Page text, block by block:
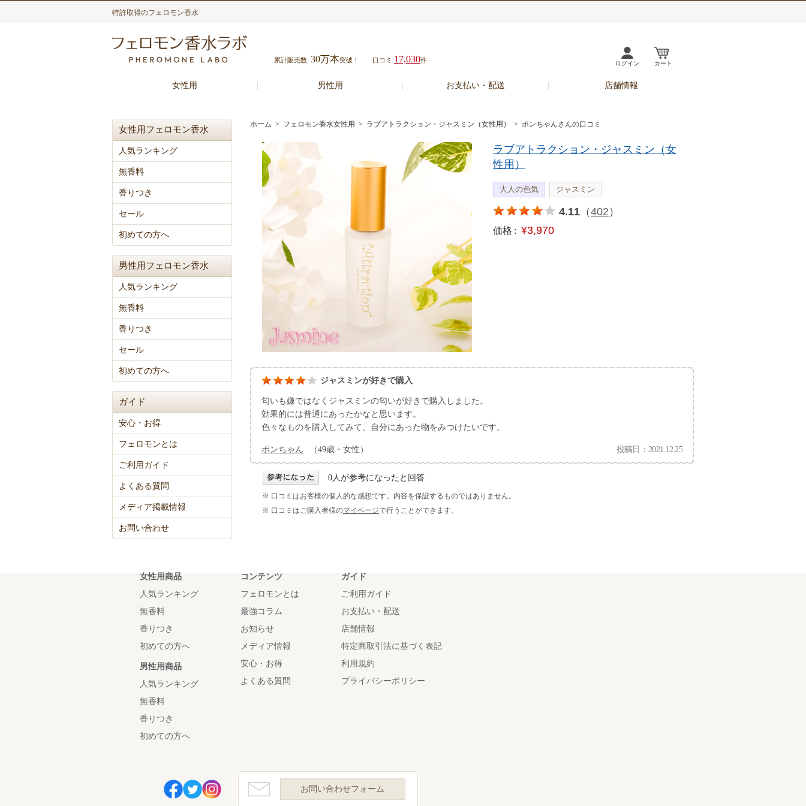
特許取得のフェロモン香水
累計販売数 30万本突破！ 口コミ 17,030件 ログイン カート
女性用 男性用 お支払い・配送 店舗情報
ホーム > フェロモン香水女性用 > ラブアトラクション・ジャスミン（女性用） > ポンちゃんさんの口コミ
ラブアトラクション・ジャスミン（女
性用）
大人の色気 ジャスミン
4.11 （402 ）
価格 : ¥3,970
ジャスミンが好きで購入
匂いも嫌ではなくジャスミンの匂いが好きで購入しました。
効果的には普通にあったかなと思います。
色々なものを購入してみて、自分にあった物をみつけたいです。
ポンちゃん （49歳・女性） 投稿日：2021.12.25
0人が参考になったと回答
※ 口コミはお客様の個人的な感想です。内容を保証するものではありません。
※ 口コミはご購入者様のマイページで行うことができます。
女性用フェロモン香水
人気ランキング
無香料
香りつき
セール
初めての方へ
男性用フェロモン香水
人気ランキング
無香料
香りつき
セール
初めての方へ
ガイド
安心・お得
フェロモンとは
ご利用ガイド
よくある質問
メディア掲載情報
お問い合わせ
女性用商品
人気ランキング
無香料
香りつき
初めての方へ
男性用商品
人気ランキング
無香料
香りつき
初めての方へ
コンテンツ
フェロモンとは
最強コラム
お知らせ
メディア情報
安心・お得
よくある質問
ガイド
ご利用ガイド
お支払い・配送
店舗情報
特定商取引法に基づく表記
利用規約
プライバシーポリシー
お問い合わせフォーム